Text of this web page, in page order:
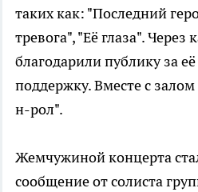
таких как: "Последний
тревога", "Её глаза".
благодарили публику за
поддержку. Вместе с
н-рол".
Жемчужиной концерта
сообщение от солиста